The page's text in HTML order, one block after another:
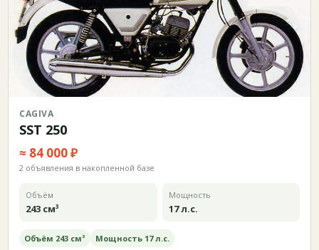
CAGIVA
SST 250
≈ 84 000 ₽
2 объявления в накопленной базе
Объём
243 см³
Мощность
17 л.с.
Объём 243 см³ Мощность 17 л.с.